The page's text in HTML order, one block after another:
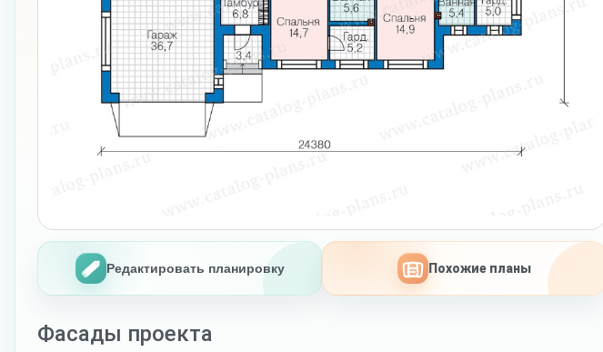
Редактировать планировку Похожие планы
Фасады проекта